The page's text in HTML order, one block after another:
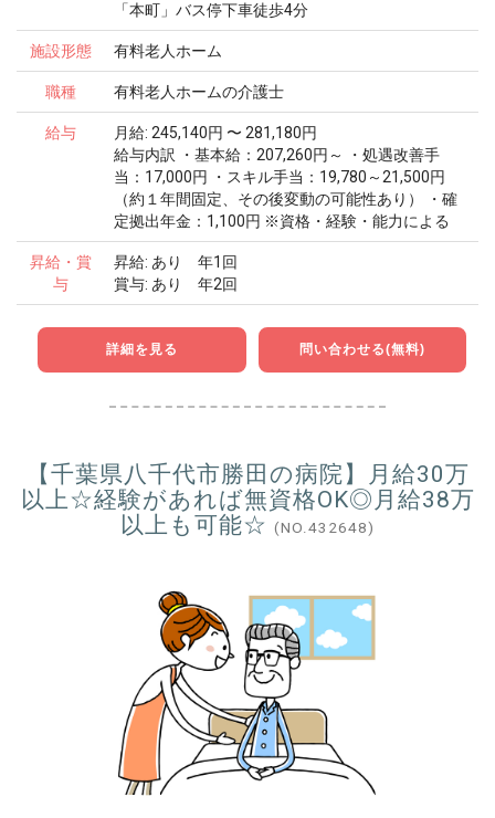
「本町」バス停下車徒歩4分
施設形態 有料老人ホーム
職種 有料老人ホームの介護士
給与
月給: 245,140円 〜 281,180円
給与内訳 ・基本給：207,260円～ ・処遇改善手
当：17,000円 ・スキル手当：19,780～21,500円
（約１年間固定、その後変動の可能性あり） ・確
定拠出年金：1,100円 ※資格・経験・能力による
昇給・賞
与
昇給: あり 年1回
賞与: あり 年2回
詳細を見る 問い合わせる(無料)
【千葉県八千代市勝田の病院】月給30万
以上☆経験があれば無資格OK◎月給38万
以上も可能☆ (NO.432648)